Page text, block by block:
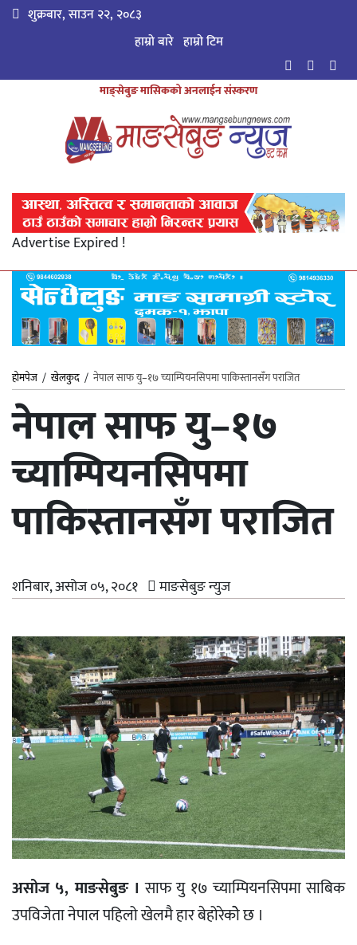
शुक्रबार, साउन २२, २०८३
हाम्रो बारे हाम्राे टिम
माङ्सेबुङ मासिकको अनलाईन संस्करण
Advertise Expired !
होमपेज /खेलकुद / नेपाल साफ यु–१७ च्याम्पियनसिपमा पाकिस्तानसँग पराजित
नेपाल साफ यु–१७
च्याम्पियनसिपमा
पाकिस्तानसँग पराजित
शनिबार, असोज ०५, २०८१ माङसेबुङ न्युज
असोज ५, माङसेबुङ । साफ यु १७ च्याम्पियनसिपमा साबिक
उपविजेता नेपाल पहिलो खेलमै हार बेहोरेकोे छ ।